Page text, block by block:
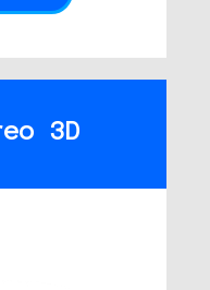
3D